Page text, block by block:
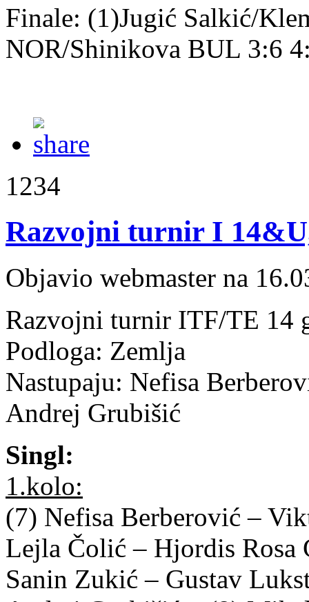
Finale: (1)Jugić Salkić/
NOR/Shinikova BUL 3:6
1234
Razvojni turnir I
Objavio webmaster na
Razvojni turnir ITF/TE 14
Podloga: Zemlja
Nastupaju: Nefisa
Andrej Grubišić
Singl:
1.kolo:
(7) Nefisa Berberović –
Lejla Čolić – Hjordis Rosa
Sanin Zukić – Gustav